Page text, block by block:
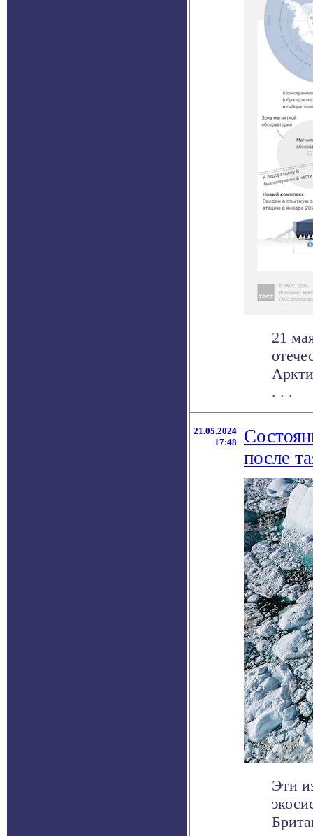
21
. . .
21.05.2024
17:48
после
Эти